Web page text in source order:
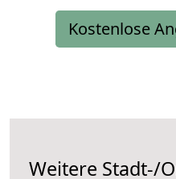
Kostenlose
Weitere Stadt-/